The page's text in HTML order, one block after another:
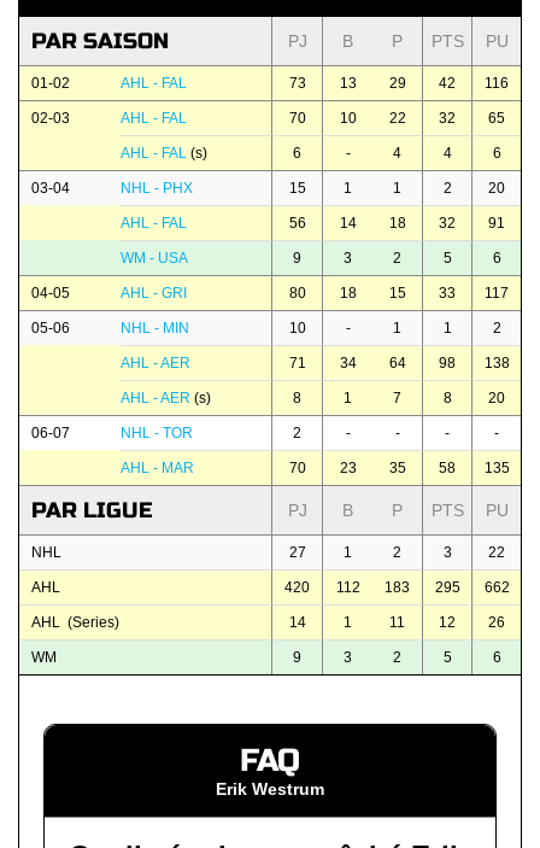
PAR SAISON PJ B P PTS PU
01-02 AHL - FAL 73 13 29 42 116
02-03 AHL - FAL 70 10 22 32 65
AHL - FAL (s) 6 - 4 4 6
03-04 NHL - PHX 15 1 1 2 20
AHL - FAL 56 14 18 32 91
WM - USA 9 3 2 5 6
04-05 AHL - GRI 80 18 15 33 117
05-06 NHL - MIN 10 - 1 1 2
AHL - AER 71 34 64 98 138
AHL - AER (s) 8 1 7 8 20
06-07 NHL - TOR 2 - - - -
AHL - MAR 70 23 35 58 135
PAR LIGUE PJ B P PTS PU
NHL 27 1 2 3 22
AHL 420 112 183 295 662
AHL (Series) 14 1 11 12 26
WM 9 3 2 5 6
FAQ
Erik Westrum